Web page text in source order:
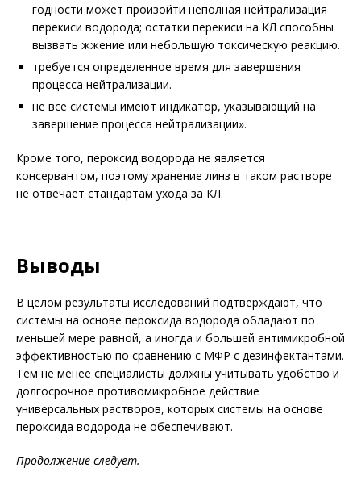
годности может произойти неполная нейтрализация
перекиси водорода; остатки перекиси на КЛ способны
вызвать жжение или небольшую токсическую реакцию.
требуется определенное время для завершения
процесса нейтрализации.
не все системы имеют индикатор, указывающий на
завершение процесса нейтрализации».
Кроме того, пероксид водорода не является
консервантом, поэтому хранение линз в таком растворе
не отвечает стандартам ухода за КЛ.
Выводы
В целом результаты исследований подтверждают, что
системы на основе пероксида водорода обладают по
меньшей мере равной, а иногда и большей антимикробной
эффективностью по сравнению с МФР с дезинфектантами.
Тем не менее специалисты должны учитывать удобство и
долгосрочное противомикробное действие
универсальных растворов, которых системы на основе
пероксида водорода не обеспечивают.
Продолжение следует.